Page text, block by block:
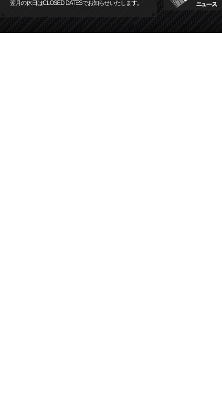
翌月の休日はCLOSED DATESでお知らせいたします。